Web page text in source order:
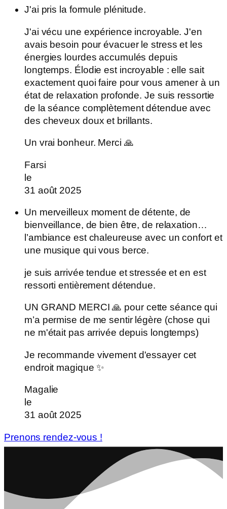
J'ai pris la formule plénitude.
J'ai vécu une expérience incroyable. J'en
avais besoin pour évacuer le stress et les
énergies lourdes accumulés depuis
longtemps. Élodie est incroyable : elle sait
exactement quoi faire pour vous amener à un
état de relaxation profonde. Je suis ressortie
de la séance complètement détendue avec
des cheveux doux et brillants.
Un vrai bonheur. Merci 🙏
Farsi
le
31 août 2025
Un merveilleux moment de détente, de
bienveillance, de bien être, de relaxation…
l’ambiance est chaleureuse avec un confort et
une musique qui vous berce.
je suis arrivée tendue et stressée et en est
ressorti entièrement détendue.
UN GRAND MERCI 🙏 pour cette séance qui
m’a permise de me sentir légère (chose qui
ne m'était pas arrivée depuis longtemps)
Je recommande vivement d'essayer cet
endroit magique ✨
Magalie
le
31 août 2025
Prenons rendez-vous !